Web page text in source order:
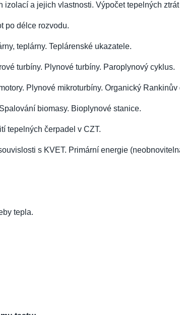
izolací a jejich vlastnosti. Výpočet tepelných
po délce rozvodu.
teplárny. Teplárenské ukazatele.
turbíny. Plynové turbíny. Paroplynový cyklus.
Plynové mikroturbíny. Organický
biomasy. Bioplynové stanice.
tepelných čerpadel v CZT.
s KVET. Primární energie
tepla.